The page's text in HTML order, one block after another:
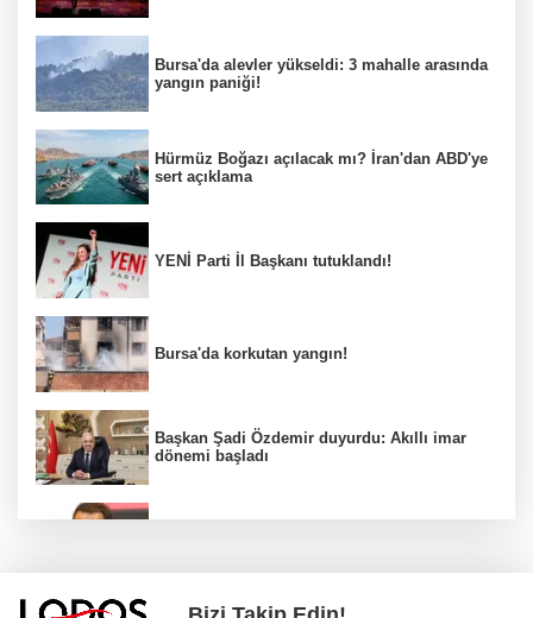
Bursa'da alevler yükseldi: 3 mahalle arasında
yangın paniği!
Hürmüz Boğazı açılacak mı? İran'dan ABD'ye
sert açıklama
YENİ Parti İl Başkanı tutuklandı!
Bursa'da korkutan yangın!
Başkan Şadi Özdemir duyurdu: Akıllı imar
dönemi başladı